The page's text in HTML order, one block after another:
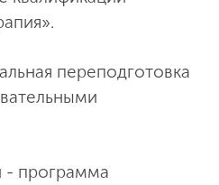
переподготовка
- программа